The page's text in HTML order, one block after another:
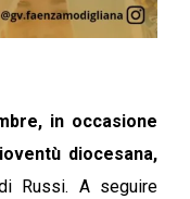
in occasione
diocesana,
Russi. A seguire